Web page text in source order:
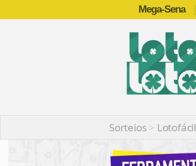
Mega-Sena |
Sorteios> Lotofácil